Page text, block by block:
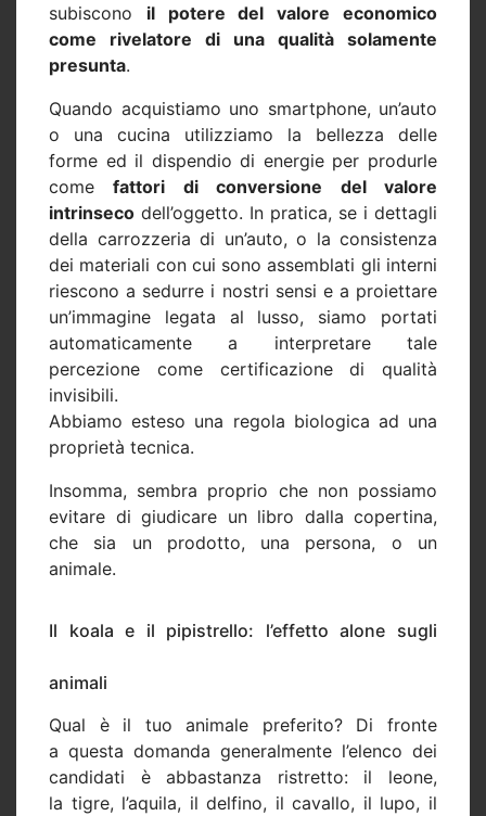
subiscono il potere del valore economico
come rivelatore di una qualità solamente
presunta.
Quando acquistiamo uno smartphone, un’auto
o una cucina utilizziamo la bellezza delle
forme ed il dispendio di energie per produrle
comefattori di conversione del valore
intrinseco dell’oggetto. In pratica, se i dettagli
della carrozzeria di un’auto, o la consistenza
dei materiali con cui sono assemblati gli interni
riescono a sedurre i nostri sensi e a proiettare
un’immagine legata al lusso, siamo portati
automaticamente a interpretare tale
percezione come certificazione di qualità
invisibili.
Abbiamo esteso una regola biologica ad una
proprietà tecnica.
Insomma, sembra proprio che non possiamo
evitare di giudicare un libro dalla copertina,
che sia un prodotto, una persona, o un
animale.
Il koala e il pipistrello: l’effetto alone sugli
animali
Qual è il tuo animale preferito? Di fronte
a questa domanda generalmente l’elenco dei
candidati è abbastanza ristretto: il leone,
la tigre, l’aquila, il delfino, il cavallo, il lupo, il